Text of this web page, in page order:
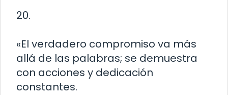
20.
«El verdadero compromiso va más
allá de las palabras; se demuestra
con acciones y dedicación
constantes.